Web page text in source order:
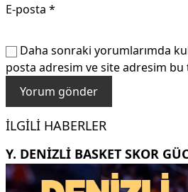
E-posta *
Daha sonraki yorumlarımda
posta adresim ve site adresim bu
İLGILI HABERLER
Y. DENIZLI BASKET SKOR